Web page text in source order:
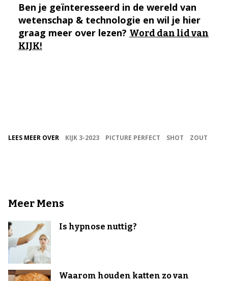
Ben je geïnteresseerd in de wereld van
wetenschap & technologie en wil je hier
graag meer over lezen? Word dan lid van
KIJK!
LEES MEER OVER KIJK 3-2023 PICTURE PERFECT SHOT ZOUT
Meer Mens
Is hypnose nuttig?
Waarom houden katten zo van